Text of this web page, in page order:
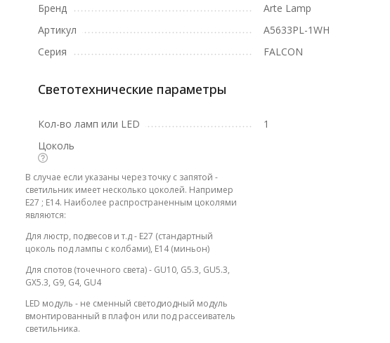
Бренд
Arte Lamp
Артикул
A5633PL-1WH
Серия
FALCON
Светотехнические параметры
Кол-во ламп или LED
1
Цоколь
В случае если указаны через точку с запятой -
светильник имеет несколько цоколей. Например
E27 ; E14. Наиболее распространенным цоколями
являются:
Для люстр, подвесов и т.д - E27 (стандартный
цоколь под лампы с колбами), E14 (миньон)
Для спотов (точечного света) - GU10, G5.3, GU5.3,
GX5.3, G9, G4, GU4
LED модуль - не сменный светодиодный модуль
вмонтированный в плафон или под рассеиватель
светильника.